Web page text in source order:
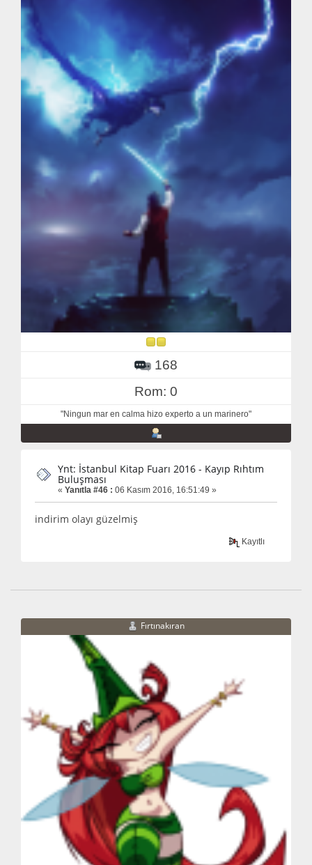
168
Rom: 0
"Ningun mar en calma hizo experto a un marinero"
Ynt: İstanbul Kitap Fuarı 2016 - Kayıp Rıhtım
Buluşması
« Yanıtla #46 : 06 Kasım 2016, 16:51:49 »
indirim olayı güzelmiş
Kayıtlı
Fırtınakıran